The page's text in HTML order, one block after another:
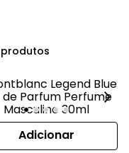
produtos
Adicionar